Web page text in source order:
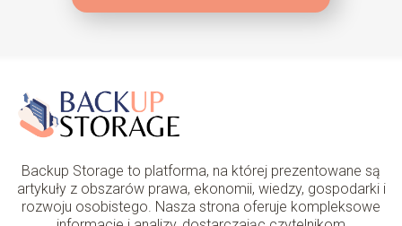
Backup Storage to platforma, na której prezentowane są
artykuły z obszarów prawa, ekonomii, wiedzy, gospodarki i
rozwoju osobistego. Nasza strona oferuje kompleksowe